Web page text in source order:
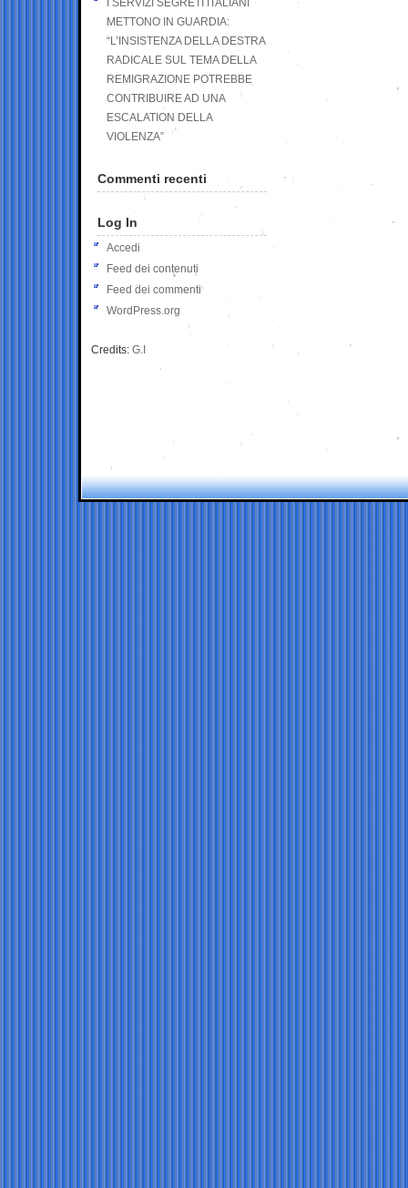
I SERVIZI SEGRETI ITALIANI
METTONO IN GUARDIA:
“L’INSISTENZA DELLA DESTRA
RADICALE SUL TEMA DELLA
REMIGRAZIONE POTREBBE
CONTRIBUIRE AD UNA
ESCALATION DELLA
VIOLENZA”
Commenti recenti
Log In
Accedi
Feed dei contenuti
Feed dei commenti
WordPress.org
Credits: G.I